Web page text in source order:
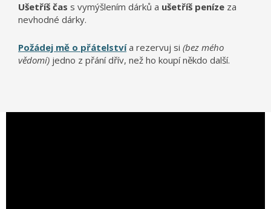
Ušetříš čas s vymýšlením dárků a ušetříš peníze za
nevhodné dárky.
Požádej mě o přátelstvía rezervuj si (bez mého
vědomí) jedno z přání dřív, než ho koupí někdo další.